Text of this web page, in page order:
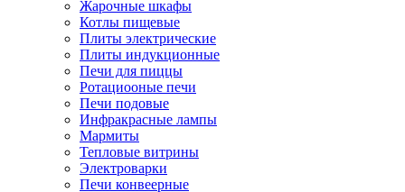
Жарочные шкафы
Котлы пищевые
Плиты электрические
Плиты индукционные
Печи для пиццы
Ротациооные печи
Печи подовые
Инфракрасные лампы
Мармиты
Тепловые витрины
Электроварки
Печи конвеерные